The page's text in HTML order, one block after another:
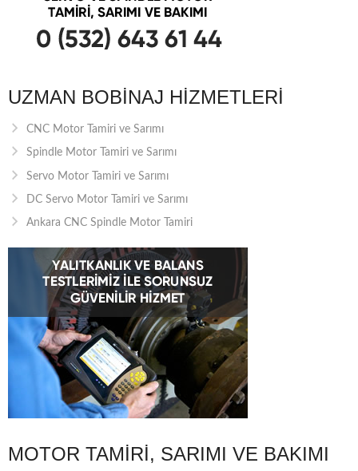
UZMAN BOBINAJ HIZMETLERI
CNC Motor Tamiri ve Sarımı
Spindle Motor Tamiri ve Sarımı
Servo Motor Tamiri ve Sarımı
DC Servo Motor Tamiri ve Sarımı
Ankara CNC Spindle Motor Tamiri
MOTOR TAMIRI, SARIMI VE BAKIMI